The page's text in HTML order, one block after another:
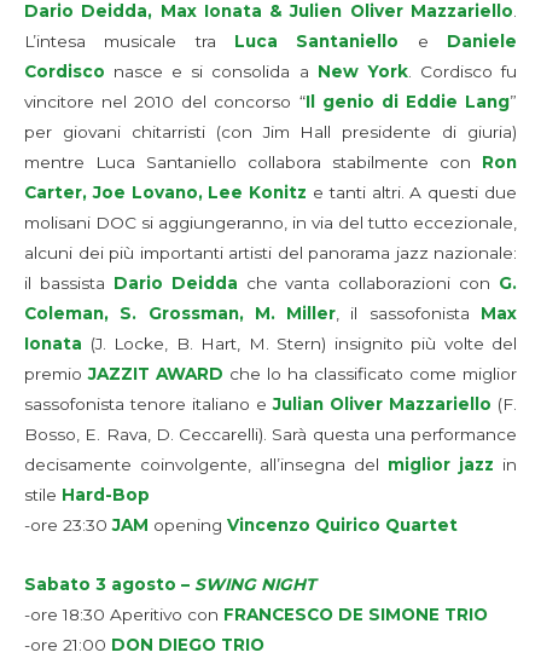
Dario Deidda, Max Ionata & Julien Oliver Mazzariello.
L’intesa musicale tra Luca Santaniello e Daniele
Cordisco nasce e si consolida a New York. Cordisco fu
vincitore nel 2010 del concorso “Il genio di Eddie Lang”
per giovani chitarristi (con Jim Hall presidente di giuria)
mentre Luca Santaniello collabora stabilmente con Ron
Carter, Joe Lovano, Lee Konitz e tanti altri. A questi due
molisani DOC si aggiungeranno, in via del tutto eccezionale,
alcuni dei più importanti artisti del panorama jazz nazionale:
il bassista Dario Deidda che vanta collaborazioni con G.
Coleman, S. Grossman, M. Miller, il sassofonista Max
Ionata (J. Locke, B. Hart, M. Stern) insignito più volte del
premioJAZZIT AWARD che lo ha classificato come miglior
sassofonista tenore italiano eJulian Oliver Mazzariello (F.
Bosso, E. Rava, D. Ceccarelli). Sarà questa una performance
decisamente coinvolgente, all’insegna del miglior jazz in
stile Hard-Bop
-ore 23:30JAM opening Vincenzo Quirico Quartet
Sabato 3 agosto – SWING NIGHT
-ore 18:30 Aperitivo con FRANCESCO DE SIMONE TRIO
-ore 21:00 DON DIEGO TRIO